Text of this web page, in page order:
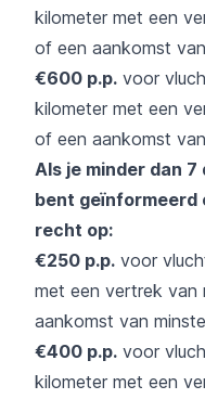
kilometer met een
of een aankomst
€600 p.p. voor
kilometer met een
of een aankomst
Als je minder dan
bent geïnformeerd
recht op:
€250 p.p. voor
met een vertrek van
aankomst van
€400 p.p. voor
kilometer met een